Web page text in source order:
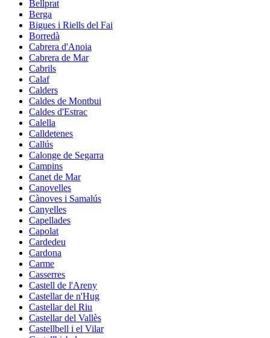
Bellprat
Berga
Bigues i Riells del Fai
Borredà
Cabrera d'Anoia
Cabrera de Mar
Cabrils
Calaf
Calders
Caldes de Montbui
Caldes d'Estrac
Calella
Calldetenes
Callús
Calonge de Segarra
Campins
Canet de Mar
Canovelles
Cànoves i Samalús
Canyelles
Capellades
Capolat
Cardedeu
Cardona
Carme
Casserres
Castell de l'Areny
Castellar de n'Hug
Castellar del Riu
Castellar del Vallès
Castellbell i el Vilar